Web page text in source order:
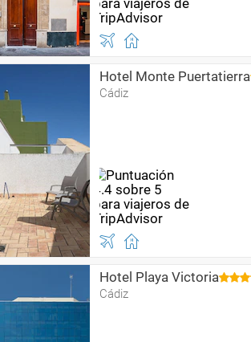
Hotel Monte Puertatierra
Cádiz
Hotel Playa Victoria
Cádiz